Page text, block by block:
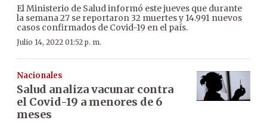
El Ministerio de Salud informó este jueves que durante
la semana 27 se reportaron 32 muertes y 14.991 nuevos
casos confirmados de Covid-19 en el país.
Julio 14, 2022 01:52 p. m.
Nacionales
Salud analiza vacunar contra
el Covid-19 a menores de 6
meses